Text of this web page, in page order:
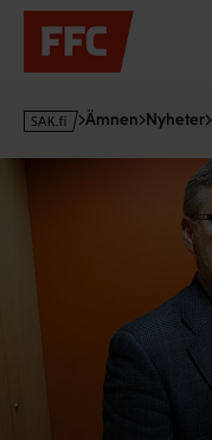
Hoppa
innehållet
s
Ämnen Nyheter